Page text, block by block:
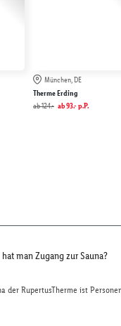
München, DE
Therme Erding
ab124.- ab93.- p.P.
man Zugang zur Sauna?
der RupertusTherme ist